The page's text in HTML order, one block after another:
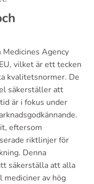
Medicines Agency
vilket är ett tecken
kvalitetsnormer. De
säkerställer att
är i fokus under
eftersom
riktlinjer för
Denna
säkerställa att alla
av hög